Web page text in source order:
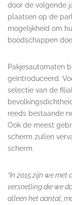
door de volgende
plaatsen op de
mogelijkheid om
boodschappen
Pakjesautomaten
geïntroduceerd.
selectie van de
reeds bestaande
Ook de meest
scherm zullen
scherm.
“In 2015 zijn we
versnelling die we
alleen het aantal,